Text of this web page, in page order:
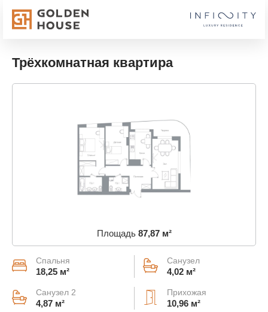
Трёхкомнатная квартира
Площадь 87,87 м²
Спальня
18,25 м²
Санузел
4,02 м²
Санузел 2
4,87 м²
Прихожая
10,96 м²